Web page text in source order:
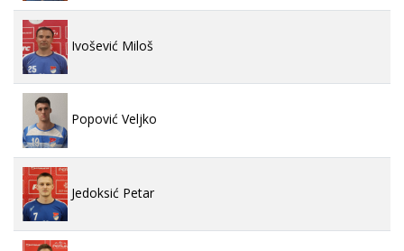
Ivošević Miloš
Popović Veljko
Jedoksić Petar